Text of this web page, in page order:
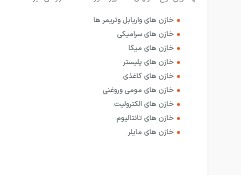
خازن های واریابل وتریمر ها
خازن های سرامیکی
خازن های میکا
خازن های پلیستر
خازن های کاغذی
خازن های مومی وروغنی
خازن های الکترولیت
خازن های تانتالیوم
خازن های مایلر